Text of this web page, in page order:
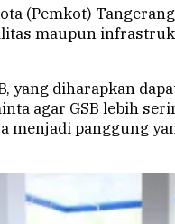
(Pemkot)
maupun
yang diharapkan
agar GSB lebih
menjadi panggung